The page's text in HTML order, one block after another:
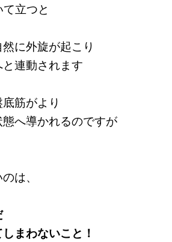
立つと
に外旋が起こり
連動されます
筋がより
へ導かれるのですが
は、
まわないこと！